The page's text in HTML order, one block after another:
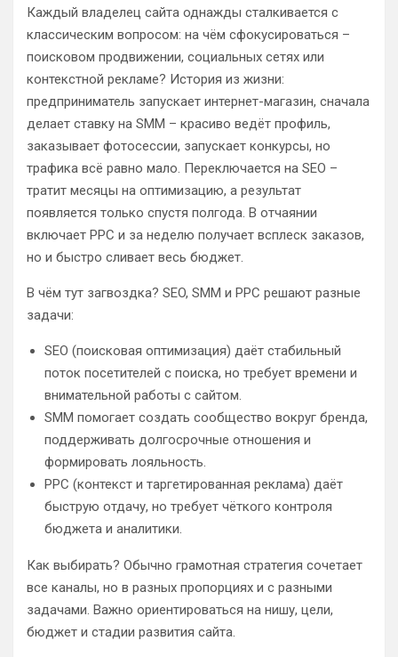
Каждый владелец сайта однажды сталкивается с
классическим вопросом: на чём сфокусироваться –
поисковом продвижении, социальных сетях или
контекстной рекламе? История из жизни:
предприниматель запускает интернет-магазин, сначала
делает ставку на SMM – красиво ведёт профиль,
заказывает фотосессии, запускает конкурсы, но
трафика всё равно мало. Переключается на SEO –
тратит месяцы на оптимизацию, а результат
появляется только спустя полгода. В отчаянии
включает PPC и за неделю получает всплеск заказов,
но и быстро сливает весь бюджет.
В чём тут загвоздка? SEO, SMM и PPC решают разные
задачи:
SEO (поисковая оптимизация) даёт стабильный
поток посетителей с поиска, но требует времени и
внимательной работы с сайтом.
SMM помогает создать сообщество вокруг бренда,
поддерживать долгосрочные отношения и
формировать лояльность.
PPC (контекст и таргетированная реклама) даёт
быструю отдачу, но требует чёткого контроля
бюджета и аналитики.
Как выбирать? Обычно грамотная стратегия сочетает
все каналы, но в разных пропорциях и с разными
задачами. Важно ориентироваться на нишу, цели,
бюджет и стадии развития сайта.